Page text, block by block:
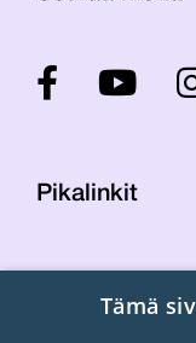
Pikalinkit
Laskutustiedot
Tämä